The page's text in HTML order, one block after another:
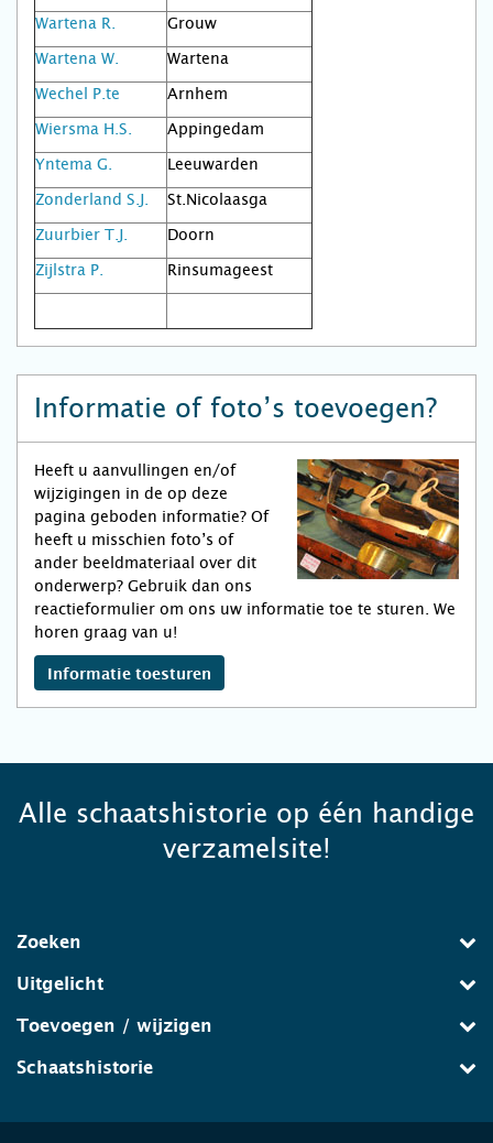
Wartena R.
Grouw
Wartena W.
Wartena
Wechel P.te
Arnhem
Wiersma H.S.
Appingedam
Yntema G.
Leeuwarden
Zonderland S.J.
St.Nicolaasga
Zuurbier T.J.
Doorn
Zijlstra P.
Rinsumageest
Informatie of foto’s toevoegen?
Heeft u aanvullingen en/of
wijzigingen in de op deze
pagina geboden informatie? Of
heeft u misschien foto’s of
ander beeldmateriaal over dit
onderwerp? Gebruik dan ons
reactieformulier om ons uw informatie toe te sturen. We
horen graag van u!
Informatie toesturen
Alle schaatshistorie op één handige
verzamelsite!
Zoeken
Uitgelicht
Toevoegen / wijzigen
Schaatshistorie